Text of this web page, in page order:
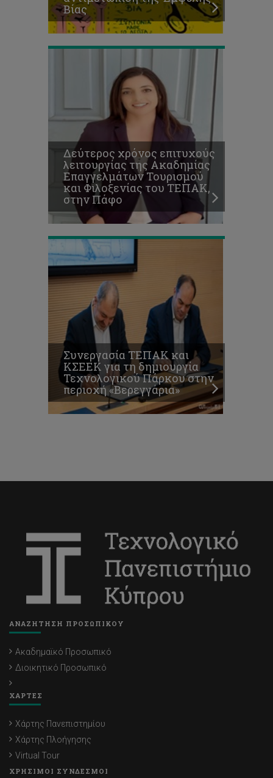
Βίας
στην
Πάφο
Δεύτερος χρόνος επιτυχούς
λειτουργίας της Ακαδημίας
Επαγγελμάτων Τουρισμού
και Φιλοξενίας του ΤΕΠΑΚ,
στην Πάφο
Συνεργασία
και
ΚΣΕΕΚ
τη
δημιουργία
Τεχνολογικού
Πάρκου
στην
περιοχή
«Βερεγγάρια»
Συνεργασία ΤΕΠΑΚ και
ΚΣΕΕΚ για τη δημιουργία
Τεχνολογικού Πάρκου στην
περιοχή «Βερεγγάρια»
ΑΝΑΖΗΤΗΣΗ ΠΡΟΣΩΠΙΚΟΥ
Ακαδημαϊκό Προσωπικό
Διοικητικό Προσωπικό
ΧΑΡΤΕΣ
Χάρτης Πανεπιστημίου
Χάρτης Πλοήγησης
Virtual Tour
ΧΡΗΣΙΜΟΙ ΣΥΝΔΕΣΜΟΙ